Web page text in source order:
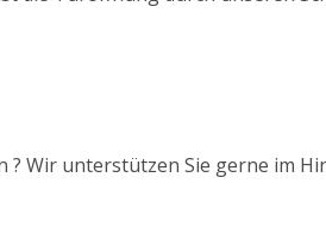
Wir unterstützen Sie gerne im